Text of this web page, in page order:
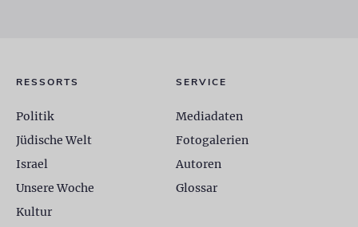
RESSORTS
Politik
Jüdische Welt
Israel
Unsere Woche
Kultur
SERVICE
Mediadaten
Fotogalerien
Autoren
Glossar